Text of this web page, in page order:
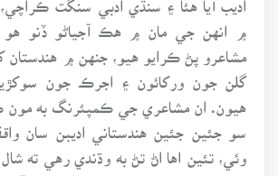
۾ انهن جي مان ۾ هڪ آجياڻو ڏنو هو
مشاعرو پڻ ڪرايو هيو، جنهن ۾ هندستان
گلن جون ورکائون ۽ اجرڪ جون
هيون. ان مشاعري جي ڪمپئرنگ به مون
سو جئين جئين هندستاني اديبن سان
وئي، تئين اها اڻ تڻ به وڌندي رهي ته